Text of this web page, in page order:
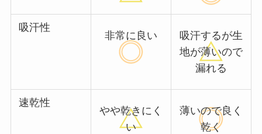
吸汗性
非常に良い
吸汗するが生
地が薄いので
漏れる
速乾性
やや乾きにく
い
薄いので良く
乾く